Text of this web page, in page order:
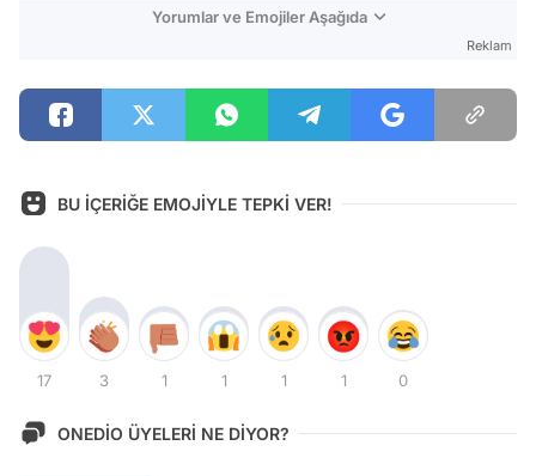
Yorumlar ve Emojiler Aşağıda
Reklam
BU İÇERİĞE EMOJİYLE TEPKİ VER!
17 3 1 1 1 1 0
ONEDİO ÜYELERİ NE DİYOR?